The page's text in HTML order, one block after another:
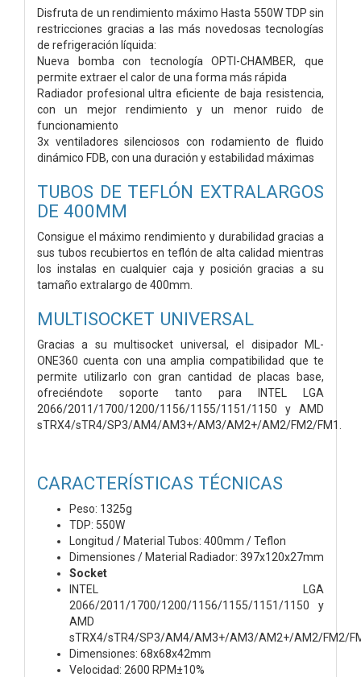
Disfruta de un rendimiento máximo Hasta 550W TDP sin
restricciones gracias a las más novedosas tecnologías
de refrigeración líquida:
Nueva bomba con tecnología OPTI-CHAMBER, que
permite extraer el calor de una forma más rápida
Radiador profesional ultra eficiente de baja resistencia,
con un mejor rendimiento y un menor ruido de
funcionamiento
3x ventiladores silenciosos con rodamiento de fluido
dinámico FDB, con una duración y estabilidad máximas
TUBOS DE TEFLÓN EXTRALARGOS
DE 400MM
Consigue el máximo rendimiento y durabilidad gracias a
sus tubos recubiertos en teflón de alta calidad mientras
los instalas en cualquier caja y posición gracias a su
tamaño extralargo de 400mm.
MULTISOCKET UNIVERSAL
Gracias a su multisocket universal, el disipador ML-
ONE360 cuenta con una amplia compatibilidad que te
permite utilizarlo con gran cantidad de placas base,
ofreciéndote soporte tanto para INTEL LGA
2066/2011/1700/1200/1156/1155/1151/1150 y AMD
sTRX4/sTR4/SP3/AM4/AM3+/AM3/AM2+/AM2/FM2/FM1.
CARACTERÍSTICAS TÉCNICAS
Peso: 1325g
TDP: 550W
Longitud / Material Tubos: 400mm / Teflon
Dimensiones / Material Radiador: 397x120x27mm
Socket
INTEL LGA
2066/2011/1700/1200/1156/1155/1151/1150 y
AMD
sTRX4/sTR4/SP3/AM4/AM3+/AM3/AM2+/AM2/FM2/
Dimensiones: 68x68x42mm
Velocidad: 2600 RPM±10%